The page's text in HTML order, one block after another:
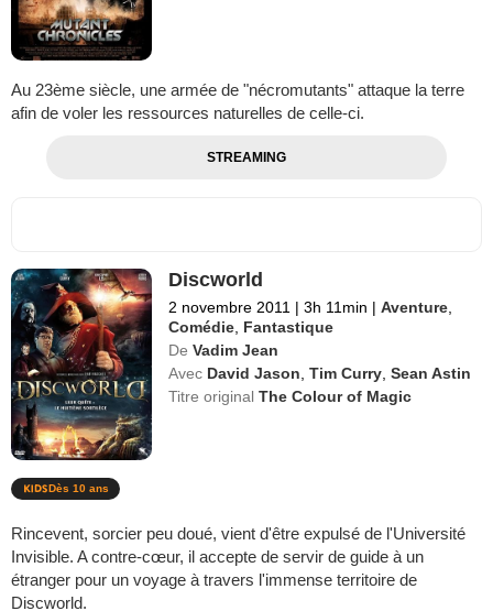
Au 23ème siècle, une armée de "nécromutants" attaque la terre
afin de voler les ressources naturelles de celle-ci.
STREAMING
Discworld
2 novembre 2011 | 3h 11min | Aventure
Comédie Fantastique
De Vadim Jean
Avec David Jason ,Tim Curry ,Sean Astin
Titre originalThe Colour of Magic
Dès 10 ans
Rincevent, sorcier peu doué, vient d'être expulsé de l'Université
Invisible. A contre-cœur, il accepte de servir de guide à un
étranger pour un voyage à travers l'immense territoire de
Discworld.